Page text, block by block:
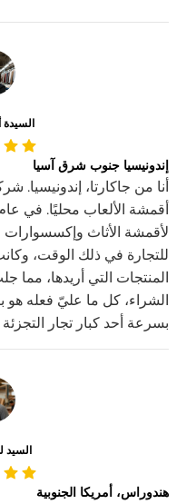
السيدة
إندونيسيا جنوب شرق آسيا
أنا من جاكارتا،
لأقمشة الأثاث
للتجارة في ذلك الوقت،
المنتجات التي أريدها، مما
الشراء، كل ما عليّ فعله هو
بسرعة أحد كبار تجار
السيد
هندوراس، أمريكا الجنوبية